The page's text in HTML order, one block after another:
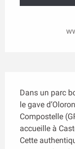
Dans un parc
le gave
Compostelle
accueille à
Cette